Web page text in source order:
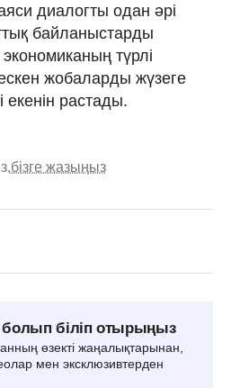
диалогты одан әрі
байланыстарды
түрлі
жобаларды жүзеге
екенін растады.
бізге жазыңыз
болып біліп отырыңыз
өзекті жаңалықтарынан,
мен эксклюзивтерден